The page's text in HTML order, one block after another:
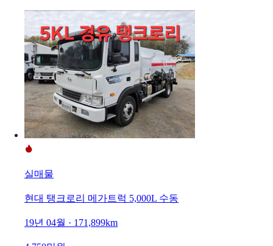
실매물
현대 탱크로리 메가트럭 5,000L 수동
19년 04월 · 171,899km